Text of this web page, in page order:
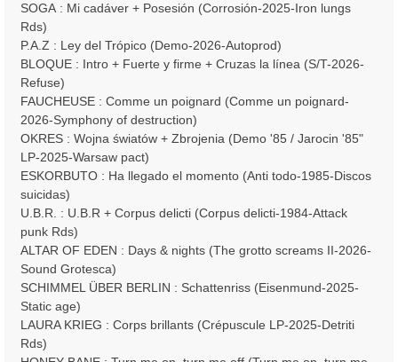
SOGA : Mi cadáver + Posesión (Corrosión-2025-Iron lungs
Rds)
P.A.Z : Ley del Trópico (Demo-2026-Autoprod)
BLOQUE : Intro + Fuerte y firme + Cruzas la línea (S/T-2026-
Refuse)
FAUCHEUSE : Comme un poignard (Comme un poignard-
2026-Symphony of destruction)
OKRES : Wojna światów + Zbrojenia (Demo '85 / Jarocin '85"
LP-2025-Warsaw pact)
ESKORBUTO : Ha llegado el momento (Anti todo-1985-Discos
suicidas)
U.B.R. : U.B.R + Corpus delicti (Corpus delicti-1984-Attack
punk Rds)
ALTAR OF EDEN : Days & nights (The grotto screams II-2026-
Sound Grotesca)
SCHIMMEL ÜBER BERLIN : Schattenriss (Eisenmund-2025-
Static age)
LAURA KRIEG : Corps brillants (Crépuscule LP-2025-Detriti
Rds)